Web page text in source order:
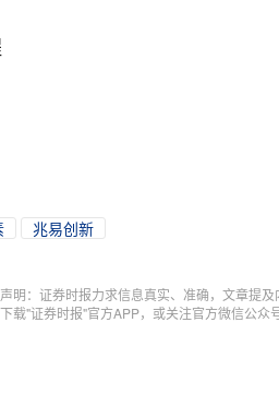
兆易创新
声明：证券时报力求信息真实、准确，文章提
下载"证券时报"官方APP，或关注官方微信公